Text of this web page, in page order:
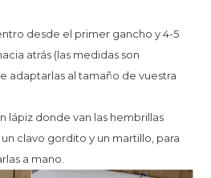
desde el primer gancho y 4-5
atrás (las medidas son
adaptarlas al tamaño de vuestra
lápiz donde van las hembrillas
clavo gordito y un martillo, para
a mano.